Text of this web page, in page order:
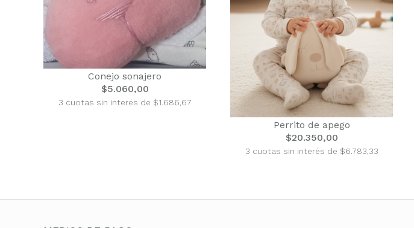
Conejo sonajero
$5.060,00
3 cuotas sin interés de $1.686,67
Perrito de apego
$20.350,00
3 cuotas sin interés de $6.783,33